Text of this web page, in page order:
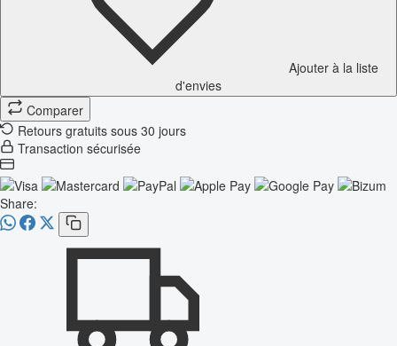
Ajouter à la liste
d'envies
Comparer
Retours gratuits sous 30 jours
Transaction sécurisée
Share: